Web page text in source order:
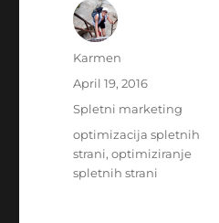
Author
Karmen
Posted
April 19, 2016
Categories
Spletni marketing
Tags
optimizacija spletnih
strani,optimiziranje
spletnih strani